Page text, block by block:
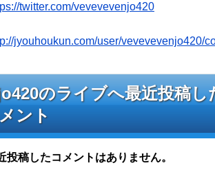
twitter.com/vevevevenjo420
jyouhoukun.com/user/vevevevenjo420/
のライブへ最近投稿し
ント
投稿したコメントはありません。